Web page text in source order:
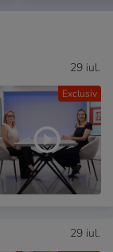
Exclusiv
29 iul.
29 iul.